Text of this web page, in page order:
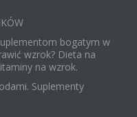
bogatym w
wzrok? Dieta na
na wzrok.
Suplementy